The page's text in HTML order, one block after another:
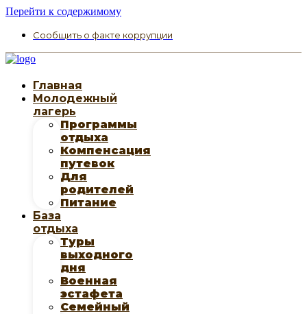
Перейти к содержимому
Сообщить о факте коррупции
Главная
Молодежный
лагерь
Программы
отдыха
Компенсация
путевок
Для
родителей
Питание
База
отдыха
Туры
выходного
дня
Военная
эстафета
Семейный